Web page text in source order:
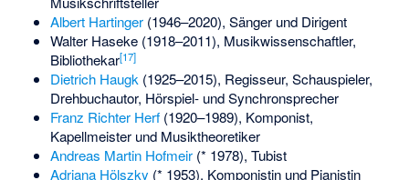
Albert Hartinger(1946–2020), Sänger und Dirigent
Walter Haseke(1918–2011), Musikwissenschaftler,
Bibliothekar[17]
Dietrich Haugk(1925–2015), Regisseur, Schauspieler,
Drehbuchautor, Hörspiel- und Synchronsprecher
Franz Richter Herf(1920–1989), Komponist,
Kapellmeister und Musiktheoretiker
Andreas Martin Hofmeir(* 1978), Tubist
Adriana Hölszky (* 1953), Komponistin und Pianistin